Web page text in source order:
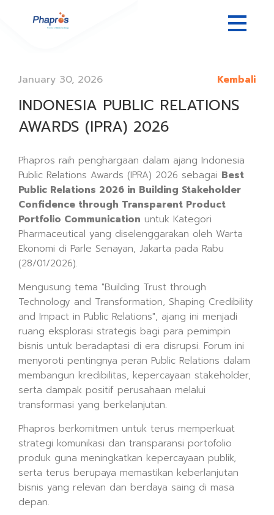
January 30, 2026 Kembali
INDONESIA PUBLIC RELATIONS
AWARDS (IPRA) 2026
Phapros raih penghargaan dalam ajang Indonesia
Public Relations Awards (IPRA) 2026 sebagai Best
Public Relations 2026 in Building Stakeholder
Confidence through Transparent Product
Portfolio Communication untuk Kategori
Pharmaceutical yang diselenggarakan oleh Warta
Ekonomi di Parle Senayan, Jakarta pada Rabu
(28/01/2026).
Mengusung tema "Building Trust through
Technology and Transformation, Shaping Credibility
and Impact in Public Relations", ajang ini menjadi
ruang eksplorasi strategis bagi para pemimpin
bisnis untuk beradaptasi di era disrupsi. Forum ini
menyoroti pentingnya peran Public Relations dalam
membangun kredibilitas, kepercayaan stakeholder,
serta dampak positif perusahaan melalui
transformasi yang berkelanjutan.
Phapros berkomitmen untuk terus memperkuat
strategi komunikasi dan transparansi portofolio
produk guna meningkatkan kepercayaan publik,
serta terus berupaya memastikan keberlanjutan
bisnis yang relevan dan berdaya saing di masa
depan.